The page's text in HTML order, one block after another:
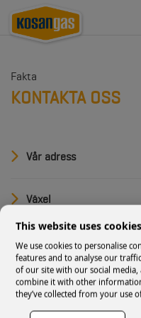
Fakta
KONTAKTA OSS
Vår adress
P.O. Box 142 64
400 20 Göteborg
Besöksadress
Växel
Växel
T.031-65 52 00
Öppettider
Måndag-torsdag
Fredag 8.00-15.00
Kundsupport &
Gasolbeställning
This website uses cookies
We use cookies to personalise
features and to analyse our
of our site with our social
combine it with other
they’ve collected from your use